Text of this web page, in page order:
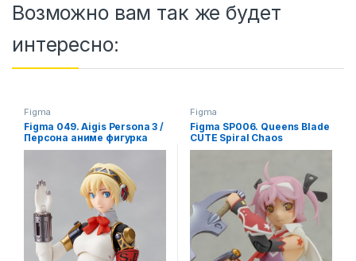
Возможно вам так же будет
интересно:
Figma
Figma 049. Aigis Persona 3 /
Персона аниме фигурка
Figma
Figma SP006. Queens Blade
CUTE Spiral Chaos